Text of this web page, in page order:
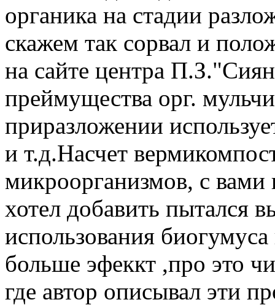
органика на стадии
скажем так сорвал и
на сайте центра
преймущества орг.
приразложении
и т.д.Насчет
микроорганизмов, с
хотел добавить пытался
использования биогумуса
больше эфеккт ,про это
где автор описывал эти